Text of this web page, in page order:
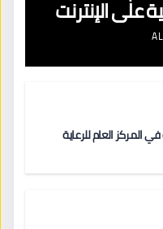
على الإنترنت
في المركز العام للرعاية